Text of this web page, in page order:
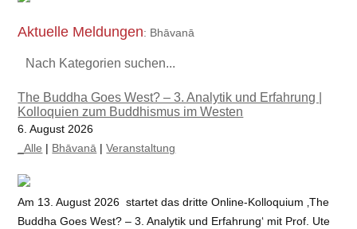
Aktuelle Meldungen: Bhāvanā
Nach Kategorien suchen...
The Buddha Goes West? – 3. Analytik und Erfahrung |
Kolloquien zum Buddhismus im Westen
6. August 2026
_Alle | Bhāvanā |Veranstaltung
Am 13. August 2026 startet das dritte Online-Kolloquium ‚The
Buddha Goes West? – 3. Analytik und Erfahrung‘ mit Prof. Ute